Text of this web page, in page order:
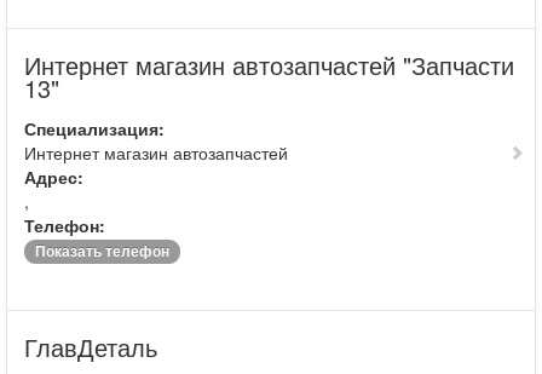
Интернет магазин автозапчастей "Запчасти
13"
Специализация:
Интернет магазин автозапчастей
Адрес:
,
Телефон:
Показать телефон
ГлавДеталь